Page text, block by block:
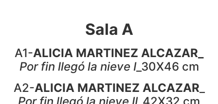
Sala A
A1-ALICIA MARTINEZ ALCAZAR_
Por fin llegó la nieve I_30X46 cm
A2-ALICIA MARTINEZ ALCAZAR